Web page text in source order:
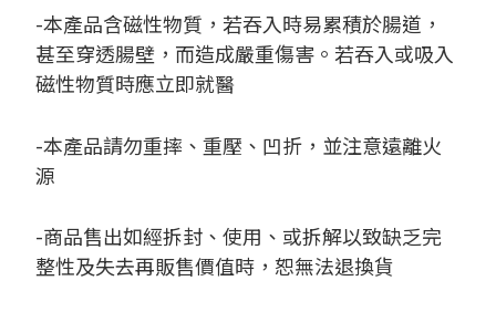
-本產品含磁性物質，若吞入時易累積於腸道，
甚至穿透腸壁，而造成嚴重傷害。若吞入或吸入
磁性物質時應立即就醫
-本產品請勿重摔、重壓、凹折，並注意遠離火
源
-商品售出如經拆封、使用、或拆解以致缺乏完
整性及失去再販售價值時，恕無法退換貨